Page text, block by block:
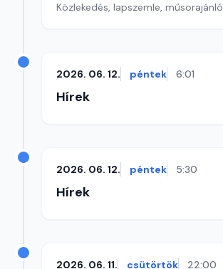
Közlekedés, lapszemle, műsorajánló
2026. 06. 12. péntek 6:01
Hírek
2026. 06. 12. péntek 5:30
Hírek
2026. 06. 11. csütörtök 22:00